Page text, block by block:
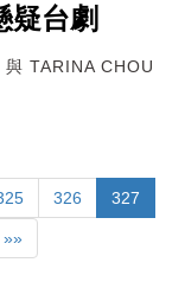
疑台劇
TARINA CHOU
326 327
»»